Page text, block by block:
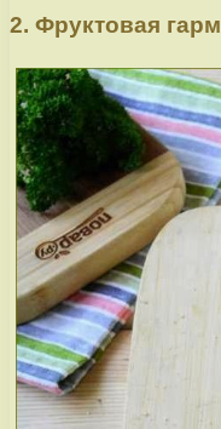
2. Фруктовая